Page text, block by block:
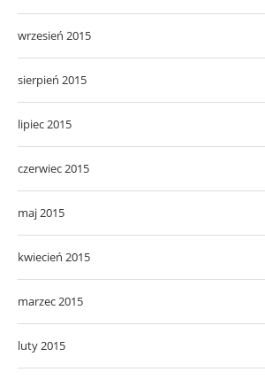
wrzesień 2015
sierpień 2015
lipiec 2015
czerwiec 2015
maj 2015
kwiecień 2015
marzec 2015
luty 2015